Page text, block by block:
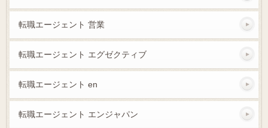
転職エージェント 営業
転職エージェント エグゼクティブ
転職エージェント en
転職エージェント エンジャパン